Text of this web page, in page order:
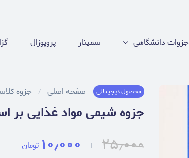
جزوات دانشگاهی سمینار پروپوزال
محصول دیجیتالی صفحه اصلی جزوه
جزوه شیمی مواد غذایی بر
۲۵٫۰۰۰ ۱۰٫۰۰۰ تومان